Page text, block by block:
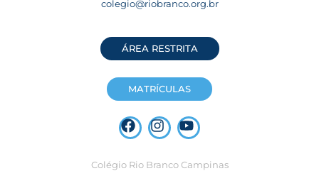
colegio@riobranco.org.br
ÁREA RESTRITA
MATRÍCULAS
Colégio Rio Branco Campinas